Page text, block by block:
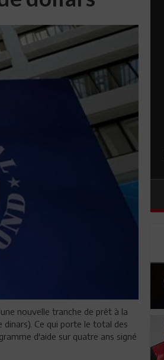
nouvelle tranche de prêt à la
Ce qui porte le total des
d'aide sur quatre ans signé